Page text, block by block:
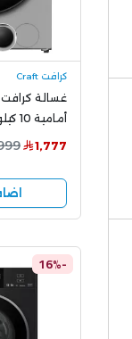
كرافت Craft
غسالة كرافت
1,777
-16%